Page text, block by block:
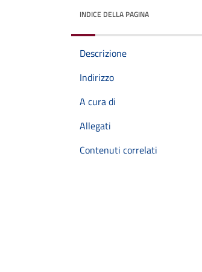
INDICE DELLA PAGINA
Descrizione
Indirizzo
A cura di
Allegati
Contenuti correlati